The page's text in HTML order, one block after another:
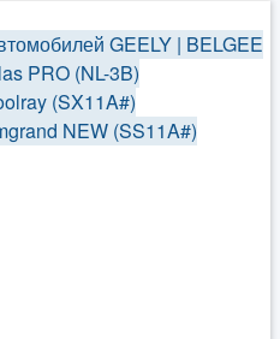
GEELY | BELGEE
PRO (NL-3B)
(SX11A#)
NEW (SS11A#)